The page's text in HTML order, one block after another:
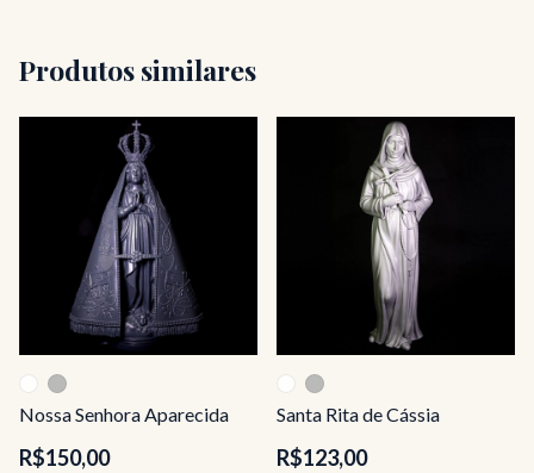
Produtos similares
Nossa Senhora Aparecida
R$150,00
Santa Rita de Cássia
R$123,00